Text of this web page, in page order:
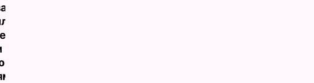
острів,
спорт,
на пляжі. Де і
літа принц